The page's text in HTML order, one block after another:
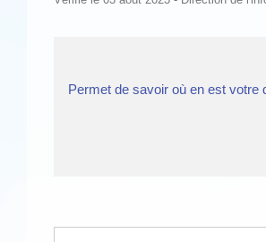
Permet de savoir où en est votre